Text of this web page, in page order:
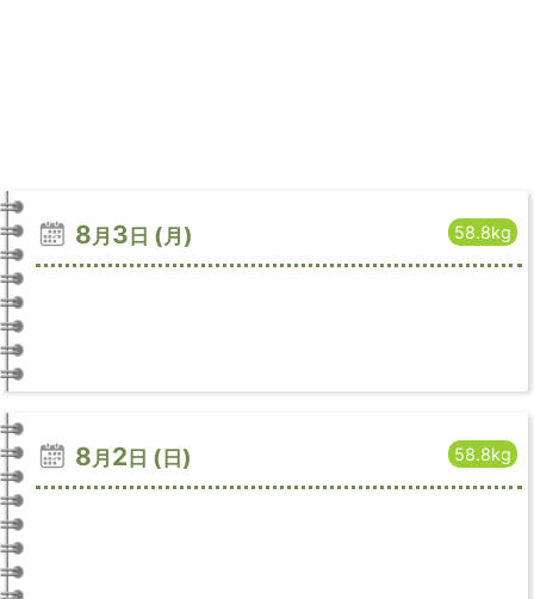
8月 3 日 (月 ) 58.8kg
8月 2 日 ( 日 ) 58.8kg